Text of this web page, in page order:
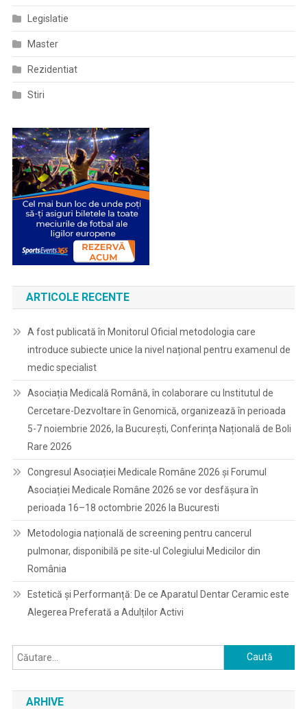
Legislatie
Master
Rezidentiat
Stiri
ARTICOLE RECENTE
A fost publicată în Monitorul Oficial metodologia care
introduce subiecte unice la nivel național pentru examenul de
medic specialist
Asociația Medicală Română, în colaborare cu Institutul de
Cercetare-Dezvoltare în Genomică, organizează în perioada
5-7 noiembrie 2026, la București, Conferința Națională de Boli
Rare 2026
Congresul Asociației Medicale Române 2026 și Forumul
Asociației Medicale Române 2026 se vor desfășura în
perioada 16–18 octombrie 2026 la Bucuresti
Metodologia națională de screening pentru cancerul
pulmonar, disponibilă pe site-ul Colegiului Medicilor din
România
Estetică și Performanță: De ce Aparatul Dentar Ceramic este
Alegerea Preferată a Adulților Activi
Caută
după:
ARHIVE